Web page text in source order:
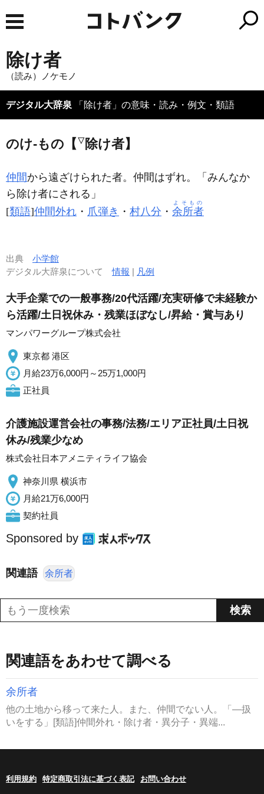
除け者
（読み）ノケモノ
デジタル大辞泉 「除け者」の意味・読み・例文・類語
のけ‐もの【 ▽ 除け者】
仲間から遠ざけられた者。仲間はずれ。「みんなか
ら 除け者にされる」
[類語]仲間外れ ・ 爪弾き ・ 村八分 ・ 余所者
よそもの
出典 小学館
デジタル大辞泉について情報 | 凡例
大手企業での一般事務/20代活躍/充実研修で未経験か
ら活躍/土日祝休み・残業ほぼなし/昇給・賞与あり
マンパワーグループ株式会社
東京都 港区
月給23万6,000円～25万1,000円
正社員
介護施設運営会社の事務/法務/エリア正社員/土日祝
休み/残業少なめ
株式会社日本アメニティライフ協会
神奈川県 横浜市
月給21万6,000円
契約社員
Sponsored by
関連語 余所者
関連語をあわせて調べる
余所者
他の土地から移って来た人。また、仲間でない人。「―扱
いをする」[類語]仲間外れ・除け者・異分子・異端...
利用規約 特定商取引法に基づく表記 お問い合わせ